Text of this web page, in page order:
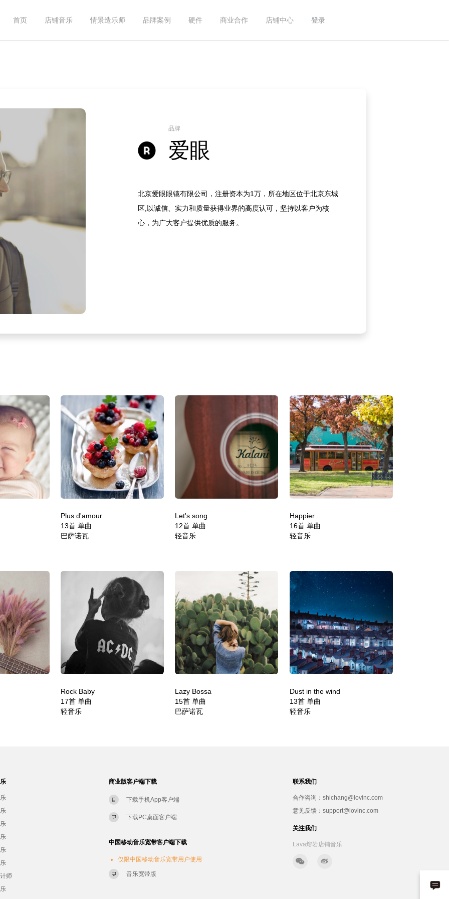
首页 店铺音乐 情景造乐师 品牌案例 硬件 商业合作 店铺中心 登录
品牌
爱眼
北京爱眼眼镜有限公司，注册资本为1万，所在地区位于北京东城
区,以诚信、实力和质量获得业界的高度认可，坚持以客户为核
心，为广大客户提供优质的服务。
Plus d'amour
13首 单曲
巴萨诺瓦
Let's song
12首 单曲
轻音乐
Happier
16首 单曲
轻音乐
Rock Baby
17首 单曲
轻音乐
Lazy Bossa
15首 单曲
巴萨诺瓦
Dust in the wind
13首 单曲
轻音乐
师
商业版客户端下载
下载手机App客户端
下载PC桌面客户端
中国移动音乐宽带客户端下载
仅限中国移动音乐宽带用户使用
音乐宽带版
联系我们
合作咨询：shichang@lovinc.com
意见反馈：support@lovinc.com
关注我们
Lava熔岩店铺音乐